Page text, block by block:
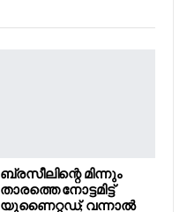
ബ്രസീലിന്റെ മിന്നും
താരത്തെ നോട്ടമിട്ട്
യുണൈറ്റഡ്; വന്നാൽ